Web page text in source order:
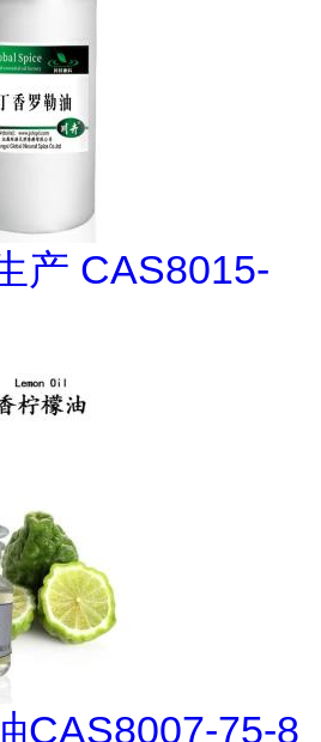
产 CAS8015-
CAS8007-75-8